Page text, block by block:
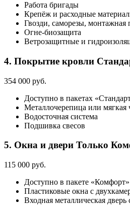
Работа бригады
Крепёж и расходные
Гвозди, саморезы, монтажная
Огне-биозащита
Ветрозащитные и
4. Покрытие кровли
354 000 руб.
Доступно в пакетах
Металлочерепица или мягкая
Водосточная система
Подшивка свесов
5. Окна и двери Только
115 000 руб.
Доступно в пакете «Комфорт»
Пластиковые окна с
Входная металлическая дверь